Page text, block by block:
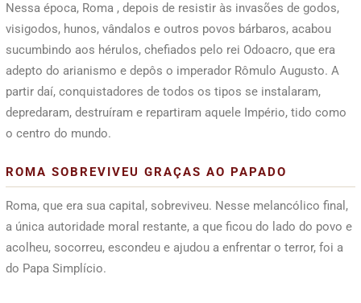
Nessa época, Roma , depois de resistir às invasões de godos,
visigodos, hunos, vândalos e outros povos bárbaros, acabou
sucumbindo aos hérulos, chefiados pelo rei Odoacro, que era
adepto do arianismo e depôs o imperador Rômulo Augusto. A
partir daí, conquistadores de todos os tipos se instalaram,
depredaram, destruíram e repartiram aquele Império, tido como
o centro do mundo.
ROMA SOBREVIVEU GRAÇAS AO PAPADO
Roma, que era sua capital, sobreviveu. Nesse melancólico final,
a única autoridade moral restante, a que ficou do lado do povo e
acolheu, socorreu, escondeu e ajudou a enfrentar o terror, foi a
do Papa Simplício.